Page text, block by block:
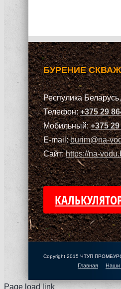
БУРЕНИЕ
Респулика
Телефон:+375 29
Мобильный:+375
E-mail:burim@na-
Сайт:https://na-
Copyright 2015 ЧТУП
Главная Наши
Page load link